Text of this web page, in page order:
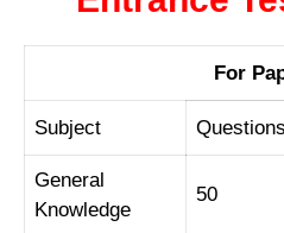
For
Subject Questions
General
Knowledge
50